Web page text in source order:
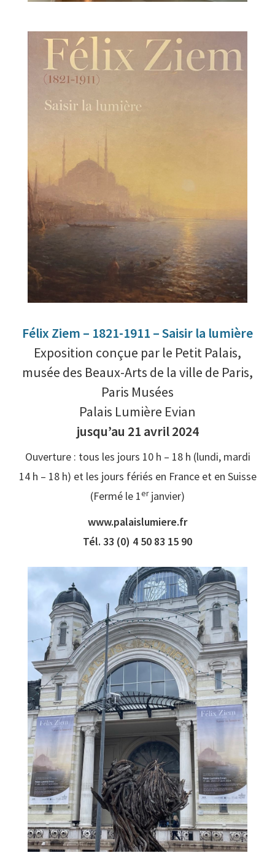
Félix Ziem – 1821-1911 – Saisir la lumière
Exposition conçue par le Petit Palais,
musée des Beaux-Arts de la ville de Paris,
Paris Musées
Palais Lumière Evian
jusqu’au 21 avril 2024
Ouverture : tous les jours 10 h – 18 h (lundi, mardi
14 h – 18 h) et les jours fériés en France et en Suisse
(Fermé le 1erjanvier)
www.palaislumiere.fr
Tél. 33 (0) 4 50 83 15 90